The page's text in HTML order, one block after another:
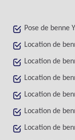
Pose de benne
Location de
Location de
Location de
Location de
Location de
Location de